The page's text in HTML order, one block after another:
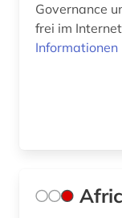
Governance
frei im
Informationen